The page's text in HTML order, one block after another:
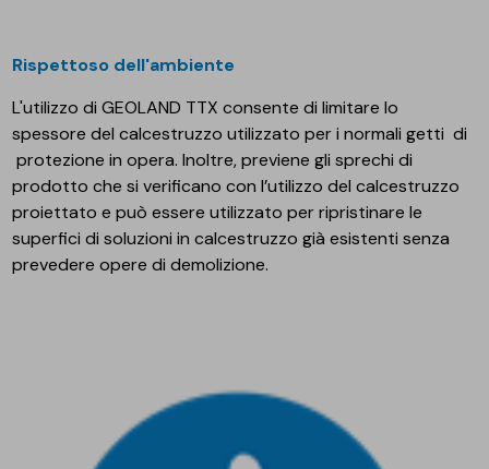
Rispettoso dell'ambiente
L'utilizzo di GEOLAND TTX consente di limitare lo
spessore del calcestruzzo utilizzato per i normali getti di
protezione in opera. Inoltre, previene gli sprechi di
prodotto che si verificano con l’utilizzo del calcestruzzo
proiettato e può essere utilizzato per ripristinare le
superfici di soluzioni in calcestruzzo già esistenti senza
prevedere opere di demolizione.